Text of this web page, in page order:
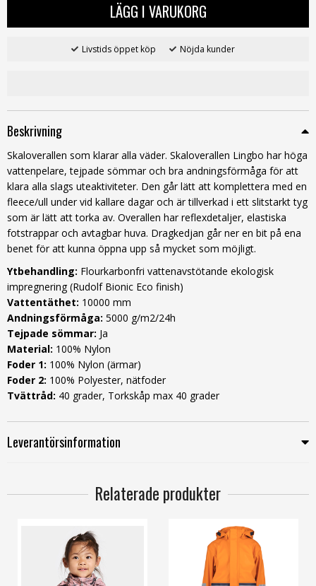
LÄGG I VARUKORG
Livstids öppet köp Nöjda kunder
Beskrivning
Skaloverallen som klarar alla väder. Skaloverallen Lingbo har höga
vattenpelare, tejpade sömmar och bra andningsförmåga för att
klara alla slags uteaktiviteter. Den går lätt att komplettera med en
fleece/ull under vid kallare dagar och är tillverkad i ett slitstarkt tyg
som är lätt att torka av. Overallen har reflexdetaljer, elastiska
fotstrappar och avtagbar huva. Dragkedjan går ner en bit på ena
benet för att kunna öppna upp så mycket som möjligt.
Ytbehandling: Flourkarbonfri vattenavstötande ekologisk
impregnering (Rudolf Bionic Eco finish)
Vattentäthet: 10000 mm
Andningsförmåga: 5000 g/m2/24h
Tejpade sömmar: Ja
Material: 100% Nylon
Foder 1: 100% Nylon (ärmar)
Foder 2: 100% Polyester, nätfoder
Tvättråd: 40 grader, Torkskåp max 40 grader
Leverantörsinformation
Relaterade produkter